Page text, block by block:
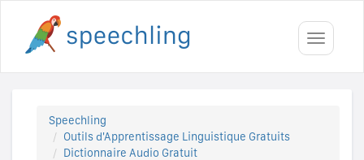
Toggle
Speechling
Outils d'Apprentissage Linguistique Gratuits
Dictionnaire Audio Gratuit